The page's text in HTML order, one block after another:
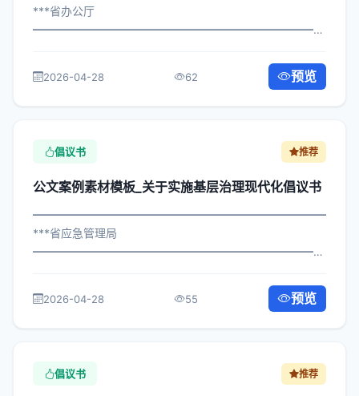
***省办公厅
属机构： 为深入贯彻落实习近平总书记...
2026-04-28 62 预览
倡议书 推荐
公文案例素材模板_关于实施基层治理现代化倡议书
***省应急管理局
属机构： 为深入贯彻落实习近平总...
2026-04-28 55 预览
倡议书 推荐